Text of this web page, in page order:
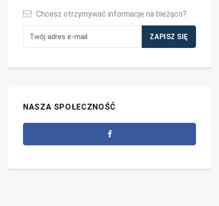
Chcesz otrzymywać informacje na bieżąco?
NASZA SPOŁECZNOŚĆ